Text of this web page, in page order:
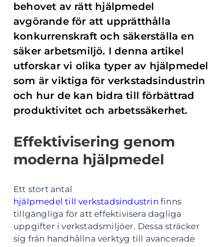
behovet av rätt hjälpmedel
avgörande för att upprätthålla
konkurrenskraft och säkerställa en
säker arbetsmiljö. I denna artikel
utforskar vi olika typer av hjälpmedel
som är viktiga för verkstadsindustrin
och hur de kan bidra till förbättrad
produktivitet och arbetssäkerhet.
Effektivisering genom
moderna hjälpmedel
Ett stort antal
hjälpmedel till verkstadsindustrin finns
tillgängliga för att effektivisera dagliga
uppgifter i verkstadsmiljöer. Dessa sträcker
sig från handhållna verktyg till avancerade